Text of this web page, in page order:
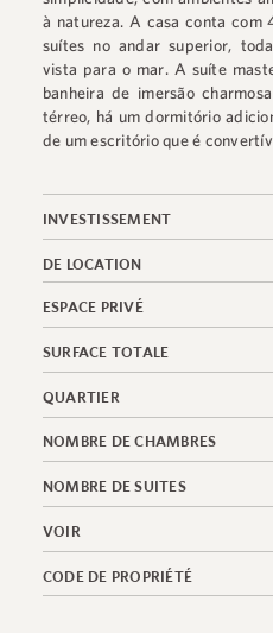
à natureza. A casa conta com
suítes no andar superior,
vista para o mar. A suíte
banheira de imersão
térreo, há um dormitório
de um escritório que é
INVESTISSEMENT
DE LOCATION
ESPACE PRIVÉ
SURFACE TOTALE
QUARTIER
NOMBRE DE CHAMBRES
NOMBRE DE SUITES
VOIR
CODE DE PROPRIÉTÉ